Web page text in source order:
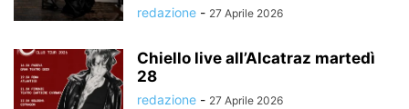
redazione - 27 Aprile 2026
Chiello live all’Alcatraz martedì
28
redazione - 27 Aprile 2026